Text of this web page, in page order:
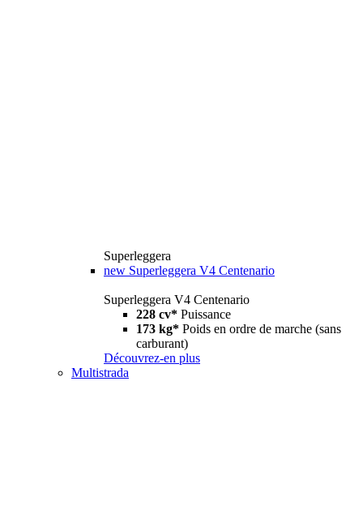
Superleggera
new Superleggera V4 Centenario
Superleggera V4 Centenario
228 cv* Puissance
173 kg* Poids en ordre de marche (sans
carburant)
Découvrez-en plus
Multistrada